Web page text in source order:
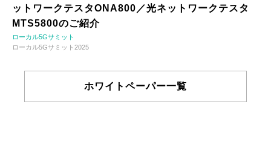
ットワークテスタONA800／光ネットワークテスタ
MTS5800のご紹介
ローカル5Gサミット
ローカル5Gサミット2025
ホワイトペーパー一覧